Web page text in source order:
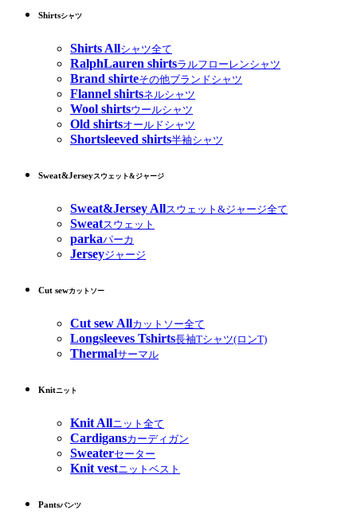
Shirtsシャツ
Shirts Allシャツ全て
RalphLauren shirtsラルフローレンシャツ
Brand shirteその他ブランドシャツ
Flannel shirtsネルシャツ
Wool shirtsウールシャツ
Old shirtsオールドシャツ
Shortsleeved shirts半袖シャツ
Sweat&Jerseyスウェット&ジャージ
Sweat&Jersey Allスウェット&ジャージ全て
Sweatスウェット
parkaパーカ
Jerseyジャージ
Cut sewカットソー
Cut sew Allカットソー全て
Longsleeves Tshirts長袖Tシャツ(ロンT)
Thermalサーマル
Knitニット
Knit Allニット全て
Cardigansカーディガン
Sweaterセーター
Knit vestニットベスト
Pantsパンツ